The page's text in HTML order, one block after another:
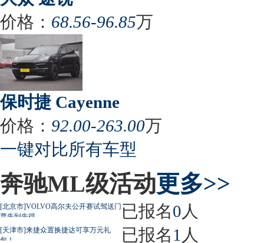
价格： 68.56-96.85万
保时捷 Cayenne
价格： 92.00-263.00万
一键对比所有车型
奔驰ML级活动更多>>
[北京市]VOLVO高尔夫公开赛试驾送门
票先到先得
已报名0 人
[天津市]来捷众置换捷达可享万元礼
包！
已报名1 人